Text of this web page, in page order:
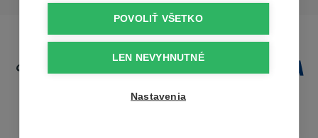
POVOLIŤ VŠETKO
LEN NEVYHNUTNÉ
Nastavenia